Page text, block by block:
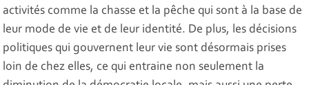
activités comme la chasse et la pêche qui sont à la base de
leur mode de vie et de leur identité. De plus, les décisions
politiques qui gouvernent leur vie sont désormais prises
loin de chez elles, ce qui entraine non seulement la